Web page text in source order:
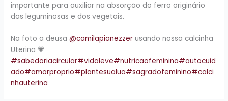
importante para auxiliar na absorção do ferro originário
das leguminosas e dos vegetais.
Na foto a deusa@camilapianezzer usando nossa calcinha
Uterina 💗
#sabedoriacircular#vidaleve#nutricaofeminina#autocuid
ado#amorproprio#plantesualua#sagradofeminino#calci
nhauterina